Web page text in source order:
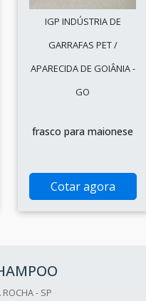
IGP INDÚSTRIA DE
GARRAFAS PET /
APARECIDA DE GOIÂNIA -
GO
frasco para maionese
Cotar agora
- SP